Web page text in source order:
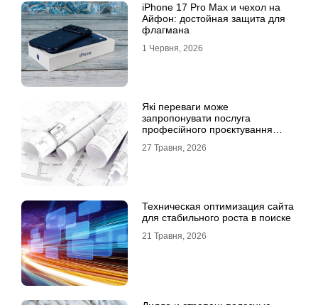
iPhone 17 Pro Max и чехол на
Айфон: достойная защита для
флагмана
1 Червня, 2026
Які переваги може
запропонувати послуга
професійного проєктування
27 Травня, 2026
Техническая оптимизация сайта
для стабильного роста в поиске
21 Травня, 2026